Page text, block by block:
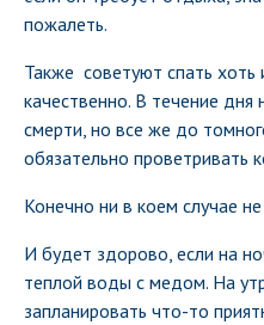
пожалеть.
Также советуют спать хоть
качественно. В течение дня
смерти, но все же до
обязательно проветривать
Конечно ни в коем случае
И будет здорово, если на
теплой воды с медом. На
запланировать что-то